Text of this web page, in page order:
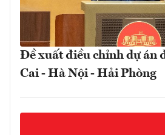
Đề xuất điều chỉnh dự án
Cai - Hà Nội - Hải Phòng